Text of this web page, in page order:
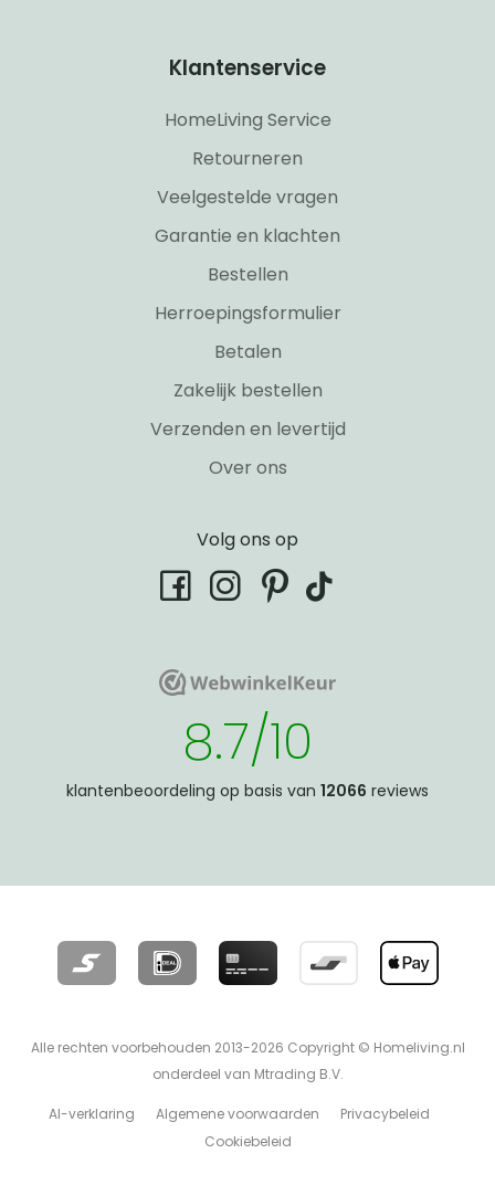
Klantenservice
HomeLiving Service
Retourneren
Veelgestelde vragen
Garantie en klachten
Bestellen
Herroepingsformulier
Betalen
Zakelijk bestellen
Verzenden en levertijd
Over ons
Volg ons op
facebookinstagram
pinterest
tiktok
WebwinkelKeurWebwinkelKeur
8.7/10
klantenbeoordeling op basis van 12066 reviews
Alle rechten voorbehouden 2013-2026 Copyright © Homeliving.nl
onderdeel van Mtrading B.V.
AI-verklaring Algemene voorwaarden
Privacybeleid
Cookiebeleid